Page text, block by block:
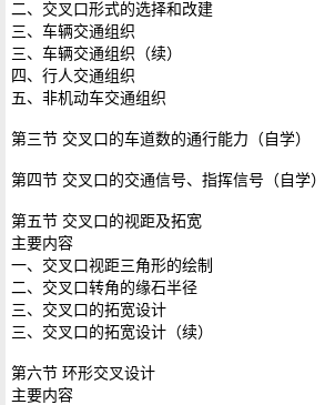
二、交叉口形式的选择和改建
三、车辆交通组织
三、车辆交通组织（续）
四、行人交通组织
五、非机动车交通组织
第三节 交叉口的车道数的通行能力（自学）
第四节 交叉口的交通信号、指挥信号（自学）
第五节 交叉口的视距及拓宽
主要内容
一、交叉口视距三角形的绘制
二、交叉口转角的缘石半径
三、交叉口的拓宽设计
三、交叉口的拓宽设计（续）
第六节 环形交叉设计
主要内容